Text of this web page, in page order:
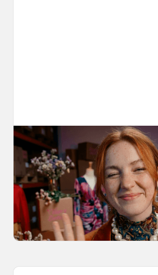
10 Types of Videos You
Kling 3.0 Motion Control
Discover 10 video types you
Kling 3.0 Motion Control on
marketing to storytelling with
consistent motion and
March 20, 2026